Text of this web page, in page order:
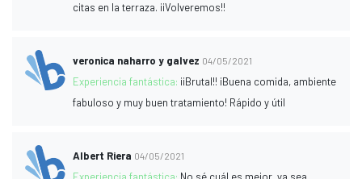
citas en la terraza. ¡¡Volveremos!!
veronica naharro y galvez 04/05/2021
Experiencia fantástica: ¡¡Brutal!! ¡Buena comida, ambiente
fabuloso y muy buen tratamiento! Rápido y útil
Albert Riera 04/05/2021